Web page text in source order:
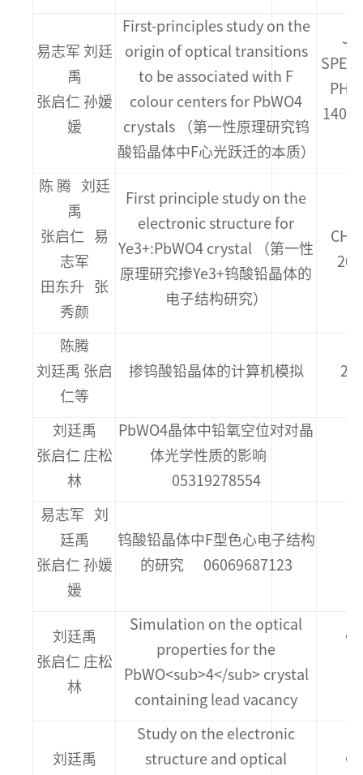
易志军 刘廷
禹
张启仁 孙媛
媛
First-principles study on the
origin of optical transitions
to be associated with F
colour centers for PbWO4
crystals （第一性原理研究钨
酸铅晶体中F心光跃迁的本质）
陈 腾 刘廷
禹
张启仁 易
志军
田东升 张
秀颜
First principle study on the
electronic structure for
Ye3+:PbWO4 crystal （第一性
原理研究掺Ye3+钨酸铅晶体的
电子结构研究）
陈腾
刘廷禹 张启
仁等
掺钨酸铅晶体的计算机模拟
刘廷禹
张启仁 庄松
林
PbWO4晶体中铅氧空位对对晶
体光学性质的影响
05319278554
易志军 刘
廷禹
张启仁 孙媛
媛
钨酸铅晶体中F型色心电子结构
的研究 06069687123
刘廷禹
张启仁 庄松
林
Simulation on the optical
properties for the
PbWO<sub>4</sub> crystal
containing lead vacancy
《
刘廷禹
Study on the electronic
structure and optical
《